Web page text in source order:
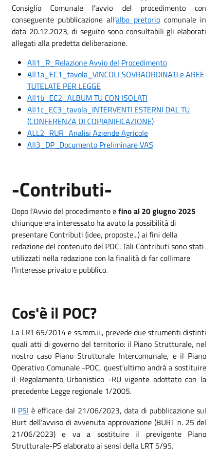
Consiglio Comunale l'avvio del procedimento con
conseguente pubblicazione all'albo pretoriocomunale in
data 20.12.2023, di seguito sono consultabili gli elaborati
allegati alla predetta deliberazione.
All1_R_Relazione Avvio del Procedimento
All1a_EC1_tavola_VINCOLI SOVRAORDINATI e AREE
TUTELATE PER LEGGE
All1b_EC2_ALBUM TU CON ISOLATI
All1c_EC3_tavola_INTERVENTI ESTERNI DAL TU
(CONFERENZA DI COPIANIFICAZIONE)
ALL2_RUR_Analisi Aziende Agricole
All3_DP_Documento Preliminare VAS
-Contributi-
Dopo l'Avvio del procedimento efino al 20 giugno 2025
chiunque era interessato ha avuto la possibilità di
presentare Contributi (idee, proposte...) ai fini della
redazione del contenuto del POC. Tali Contributi sono stati
utilizzati nella redazione con la finalità di far collimare
l'interesse privato e pubblico.
Cos'è il POC?
La LRT 65/2014 e ss.mm.ii., prevede due strumenti distinti
quali atti di governo del territorio: il Piano Strutturale, nel
nostro caso Piano Strutturale Intercomunale, e il Piano
Operativo Comunale -POC, quest’ultimo andrà a sostituire
il Regolamento Urbanistico -RU vigente adottato con la
precedente Legge regionale 1/2005.
Il PSI è efficace dal 21/06/2023, data di pubblicazione sul
Burt dell’avviso di avvenuta approvazione (BURT n. 25 del
21/06/2023) e va a sostituire il previgente Piano
Strutturale-PS elaborato ai sensi della LRT 5/95.